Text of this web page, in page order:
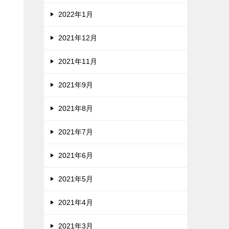
2022年1月
2021年12月
2021年11月
2021年9月
2021年8月
2021年7月
2021年6月
2021年5月
2021年4月
2021年3月